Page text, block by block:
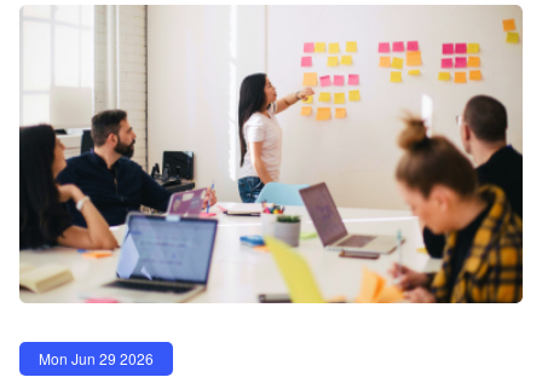
Mon Jun 29 2026